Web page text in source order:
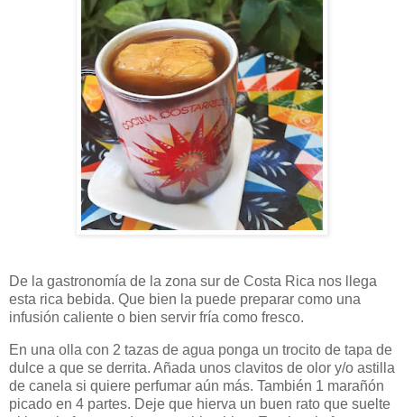
De la gastronomía de la zona sur de Costa Rica nos llega
esta rica bebida. Que bien la puede preparar como una
infusión caliente o bien servir fría como fresco.
En una olla con 2 tazas de agua ponga un trocito de tapa de
dulce a que se derrita. Añada unos clavitos de olor y/o astilla
de canela si quiere perfumar aún más. También 1 marañón
picado en 4 partes. Deje que hierva un buen rato que suelte